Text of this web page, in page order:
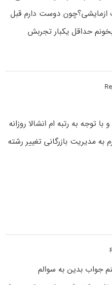
ازمایشی؟چون دوست دارم قبل
حداقل یکبار تجربش
توجه به رتبه ام انشالا روزانه
مدیریت بازرگانی تغییر رشته
جواب بدین به سوالم